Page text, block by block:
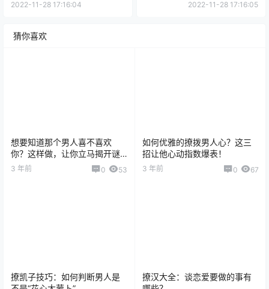
2022-11-28 17:16:04 2022-11-28 17:16:05
猜你喜欢
想要知道那个男人喜不喜欢
你？这样做，让你立马揭开谜
底！
3 年前 0 53
如何优雅的撩拨男人心？这三
招让他心动指数爆表！
3 年前 0 67
撩凯子技巧：如何判断男人是
撩汉大全：谈恋爱要做的事有